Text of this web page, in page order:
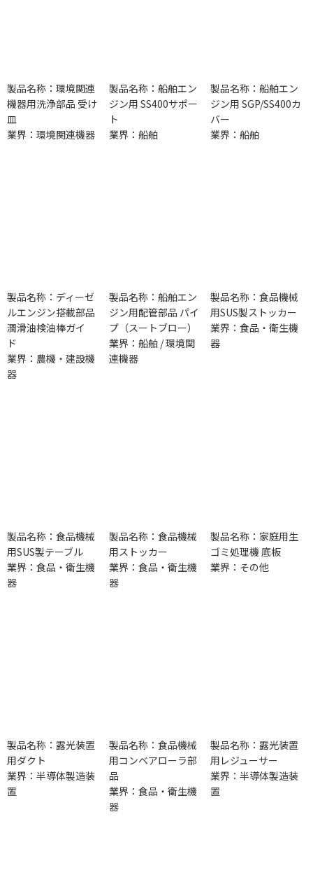
製品名称：環境関連
機器用洗浄部品 受け
皿
業界：環境関連機器
製品名称：船舶エン
ジン用 SS400サポー
ト
業界：船舶
製品名称：船舶エン
ジン用 SGP/SS400カ
バー
業界：船舶
製品名称：ディーゼ
ルエンジン搭載部品
潤滑油検油棒ガイ
ド
業界：農機・建設機
器
製品名称：船舶エン
ジン用配管部品 パイ
プ（スートブロー）
業界：船舶 / 環境関
連機器
製品名称：食品機械
用SUS製ストッカー
業界：食品・衛生機
器
製品名称：食品機械
用SUS製テーブル
業界：食品・衛生機
器
製品名称：食品機械
用ストッカー
業界：食品・衛生機
器
製品名称：家庭用生
ゴミ処理機 底板
業界：その他
製品名称：露光装置
用ダクト
業界：半導体製造装
置
製品名称：食品機械
用コンベアローラ部
品
業界：食品・衛生機
器
製品名称：露光装置
用レジューサー
業界：半導体製造装
置